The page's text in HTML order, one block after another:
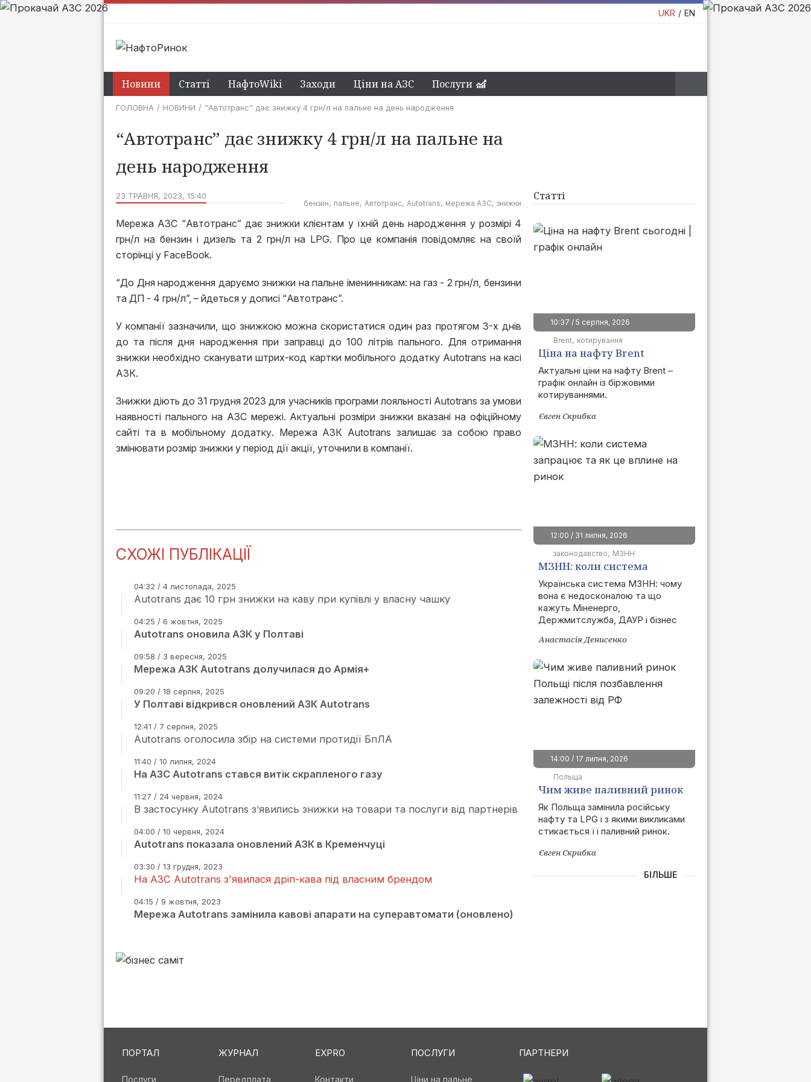
UKR EN
Новини Статті НафтоWiki Заходи Ціни на АЗС Послуги
ГОЛОВНА НОВИНИ “Автотранс” дає знижку 4 грн/л на пальне на день народження
“Автотранс” дає знижку 4 грн/л на пальне на
день народження
23 ТРАВНЯ, 2023, 15:40
бензин пальне Автотранс Autotrans мережа АЗС знижки
Мережа АЗС “Автотранс” дає знижки клієнтам у їхній день народження у розмірі 4
грн/л на бензин і дизель та 2 грн/л на LPG. Про це компанія повідомляє на своїй
сторінці у FaceBook.
“До Дня народження даруємо знижки на пальне іменинникам: на газ - 2 грн/л, бензини
та ДП - 4 грн/л”, – йдеться у дописі “Автотранс”.
У компанії зазначили, що знижкою можна скористатися один раз протягом 3-х днів
до та після дня народження при заправці до 100 літрів пального. Для отримання
знижки необхідно сканувати штрих-код картки мобільного додатку Autotrans на касі
АЗК.
Знижки діють до 31 грудня 2023 для учасників програми лояльності Autotrans за умови
наявності пального на АЗС мережі. Актуальні розміри знижки вказані на офіційному
сайті та в мобільному додатку. Мережа АЗК Autotrans залишає за собою право
змінювати розмір знижки у період дії акції, уточнили в компанії.
СХОЖІ ПУБЛІКАЦІЇ
04:32 / 4 листопада, 2025
Autotrans дає 10 грн знижки на каву при купівлі у власну чашку
04:25 / 6 жовтня, 2025
Autotrans оновила АЗК у Полтаві
09:58 / 3 вересня, 2025
Мережа АЗК Autotrans долучилася до Армія+
09:20 / 18 серпня, 2025
У Полтаві відкрився оновлений АЗК Autotrans
12:41 / 7 серпня, 2025
Autotrans оголосила збір на системи протидії БпЛА
11:40 / 10 липня, 2024
На АЗС Autotrans стався витік скрапленого газу
11:27 / 24 червня, 2024
В застосунку Autotrans з’явились знижки на товари та послуги від партнерів
04:00 / 10 червня, 2024
Autotrans показала оновлений АЗК в Кременчуці
03:30 / 13 грудня, 2023
На АЗС Autotrans з'явилася дріп-кава під власним брендом
04:15 / 9 жовтня, 2023
Мережа Autotrans замінила кавові апарати на суперавтомати (оновлено)
Статті
10:37 / 5 серпня, 2026
Brent котирування
Ціна на нафту Brent
сьогодні | графік онлайн
Актуальні ціни на нафту Brent –
графік онлайн із біржовими
котируваннями.
Євген Скрибка
12:00 / 31 липня, 2026
законодавство
МЗНН
МЗНН: коли система
запрацює та як це вплине
на ринок
Українська система МЗНН: чому
вона є недосконалою та що
кажуть Міненерго,
Держмитслужба, ДАУР і бізнес
Анастасія Денисенко
14:00 / 17 липня, 2026
Польща
Чим живе паливний ринок
Польщі після позбавлення
залежності від РФ
Як Польща замінила російську
нафту та LPG і з якими викликами
стикається її паливний ринок.
Євген Скрибка
БІЛЬШЕ
ПОРТАЛ
Послуги
ЖУРНАЛ
Передплата
EXPRO
Контакти
ПОСЛУГИ
Ціни на пальне
ПАРТНЕРИ